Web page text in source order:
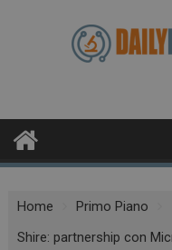
Home
Primo Piano
Shire: partnership con